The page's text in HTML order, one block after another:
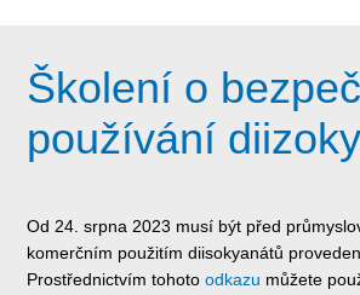
Školení o
používání
Od 24. srpna 2023 musí být před
komerčním použitím diisokyanátů
Prostřednictvím tohotoodkazu můžete